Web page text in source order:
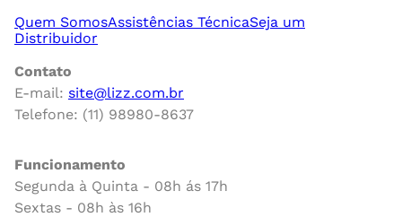
Quem SomosAssistências TécnicaSeja um
Distribuidor
Contato
E-mail: site@lizz.com.br
Telefone: (11) 98980-8637
Funcionamento
Segunda à Quinta - 08h ás 17h
Sextas - 08h às 16h